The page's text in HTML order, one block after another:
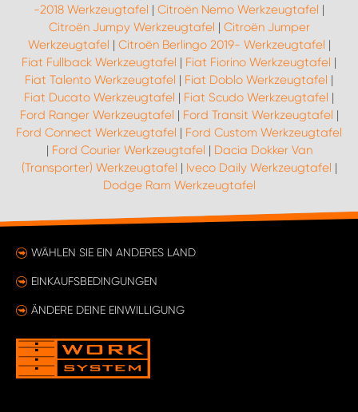
-2018 Werkzeugtafel | Citroën Nemo Werkzeugtafel |
Citroën Jumpy Werkzeugtafel | Citroën Jumper
Werkzeugtafel | Citroën Berlingo 2019- Werkzeugtafel |
Fiat Fullback Werkzeugtafel | Fiat Fiorino Werkzeugtafel |
Fiat Talento Werkzeugtafel | Fiat Doblo Werkzeugtafel |
Fiat Ducato Werkzeugtafel | Fiat Scudo Werkzeugtafel |
Ford Ranger Werkzeugtafel | Ford Transit Werkzeugtafel |
Ford Connect Werkzeugtafel | Ford Custom Werkzeugtafel
| Ford Courier Werkzeugtafel | Dacia Dokker Van
(Transporter) Werkzeugtafel | Iveco Daily Werkzeugtafel |
Dodge Ram Werkzeugtafel
WÄHLEN SIE EIN ANDERES LAND
EINKAUFSBEDINGUNGEN
ÄNDERE DEINE EINWILLIGUNG